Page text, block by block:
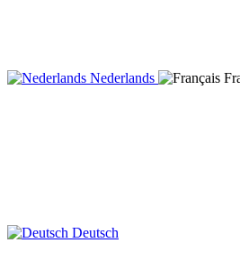
Nederlands
Deutsch